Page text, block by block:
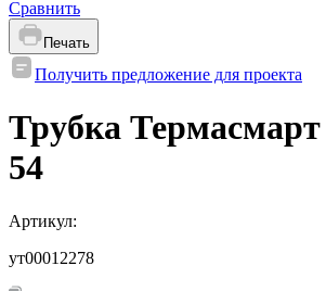
Сравнить
Печать
Получить предложение для проекта
Трубка
54
Артикул:
ут00012278